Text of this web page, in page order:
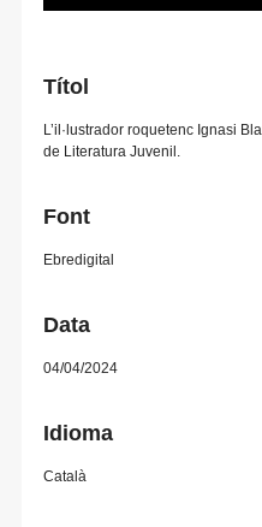
Títol
L’il·lustrador roquetenc Ignasi
de Literatura Juvenil.
Font
Ebredigital
Data
04/04/2024
Idioma
Català